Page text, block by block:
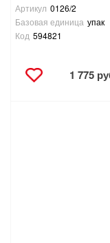
Артикул 0126/2
Базовая единица упак
Код 594821
1 775